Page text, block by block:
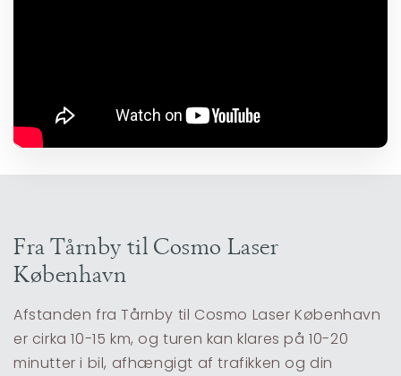
Fra Tårnby til Cosmo Laser
København
Afstanden fra Tårnby til Cosmo Laser København
er cirka 10-15 km, og turen kan klares på 10-20
minutter i bil, afhængigt af trafikken og din